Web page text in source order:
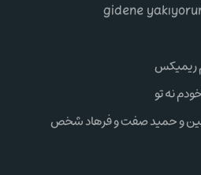
ریمیکس
نه تو
و حمید صفت و فرهاد شخص